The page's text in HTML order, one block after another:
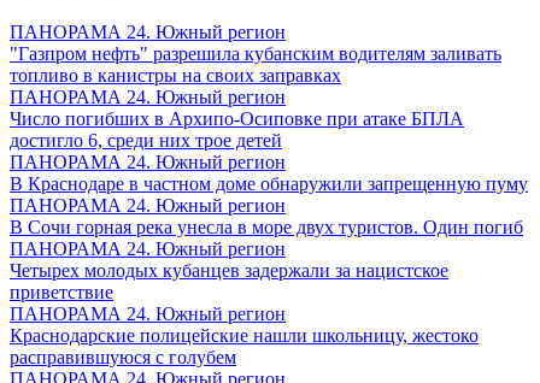
ПАНОРАМА 24. Южный регион
"Газпром нефть" разрешила кубанским водителям заливать
топливо в канистры на своих заправках
ПАНОРАМА 24. Южный регион
Число погибших в Архипо-Осиповке при атаке БПЛА
достигло 6, среди них трое детей
ПАНОРАМА 24. Южный регион
В Краснодаре в частном доме обнаружили запрещенную пуму
ПАНОРАМА 24. Южный регион
В Сочи горная река унесла в море двух туристов. Один погиб
ПАНОРАМА 24. Южный регион
Четырех молодых кубанцев задержали за нацистское
приветствие
ПАНОРАМА 24. Южный регион
Краснодарские полицейские нашли школьницу, жестоко
расправившуюся с голубем
ПАНОРАМА 24. Южный регион